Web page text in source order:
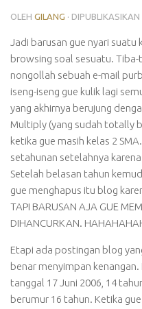
OLEH GILANG · DIPUBLIKASIKAN
Jadi barusan gue nyari suatu
browsing soal sesuatu. Tiba-
nongollah sebuah e-mail
iseng-iseng gue kulik lagi
yang akhirnya berujung
Multiply (yang sudah totally
ketika gue masih kelas 2
setahunan setelahnya
Setelah belasan tahun
gue menghapus itu blog
TAPI BARUSAN AJA GUE
DIHANCURKAN.
Etapi ada postingan blog
benar menyimpan
tanggal 17 Juni 2006, 14
berumur 16 tahun. Ketika